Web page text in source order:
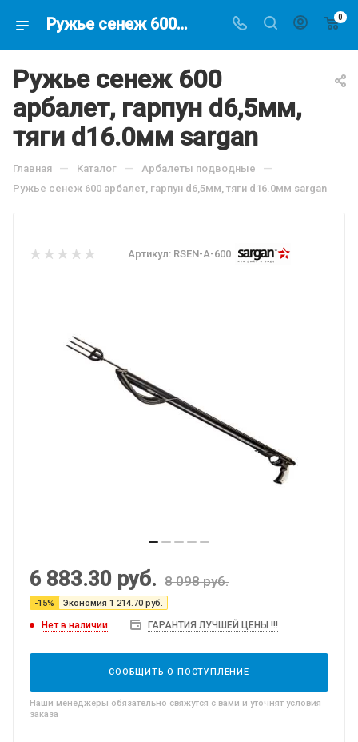
Ружье сенеж 600 арбалет, гарпун d6,5мм, тяги d16.0мм sargan, по цене 6883.3 руб, купить в интернет-магазине подводной охоты Водолаз.РФ в Москве. - 0
Ружье сенеж 600
арбалет, гарпун d6,5мм,
тяги d16.0мм sargan
Главная — Каталог — Арбалеты подводные —
Ружье сенеж 600 арбалет, гарпун d6,5мм, тяги d16.0мм sargan
Артикул: RSEN-A-600
6 883.30 руб. 8 098руб.
-15% Экономия 1 214.70 руб.
Нет в наличии ГАРАНТИЯ ЛУЧШЕЙ ЦЕНЫ !!!
СООБЩИТЬ О ПОСТУПЛЕНИЕ
Наши менеджеры обязательно свяжутся с вами и уточнят условия
заказа